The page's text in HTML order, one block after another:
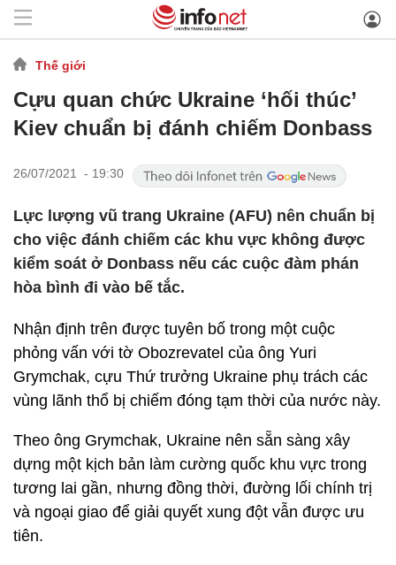
Thế giới
Cựu quan chức Ukraine ‘hối thúc’
Kiev chuẩn bị đánh chiếm Donbass
26/07/2021 - 19:30
Lực lượng vũ trang Ukraine (AFU) nên chuẩn bị
cho việc đánh chiếm các khu vực không được
kiểm soát ở Donbass nếu các cuộc đàm phán
hòa bình đi vào bế tắc.
Nhận định trên được tuyên bố trong một cuộc
phỏng vấn với tờ Obozrevatel của ông Yuri
Grymchak, cựu Thứ trưởng Ukraine phụ trách các
vùng lãnh thổ bị chiếm đóng tạm thời của nước này.
Theo ông Grymchak, Ukraine nên sẵn sàng xây
dựng một kịch bản làm cường quốc khu vực trong
tương lai gần, nhưng đồng thời, đường lối chính trị
và ngoại giao để giải quyết xung đột vẫn được ưu
tiên.